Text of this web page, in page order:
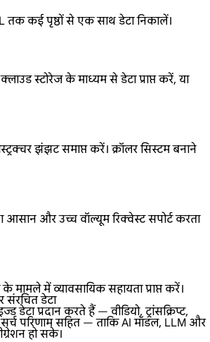
कई पृष्ठों से एक साथ डेटा निकालें।
स्टोरेज के माध्यम से डेटा प्राप्त करें, या
झंझट समाप्त करें। क्रॉलर सिस्टम बनाने
आसान और उच्च वॉल्यूम रिक्वेस्ट सपोर्ट करता
मामले में व्यावसायिक सहायता प्राप्त करें।
संरचित डेटा
डेटा प्रदान करते हैं — वीडियो, ट्रांसक्रिप्ट,
परिणाम सहित — ताकि AI मॉडल, LLM और
हो सके।